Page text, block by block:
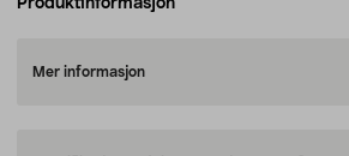
Produktinformasjon
Mer informasjon